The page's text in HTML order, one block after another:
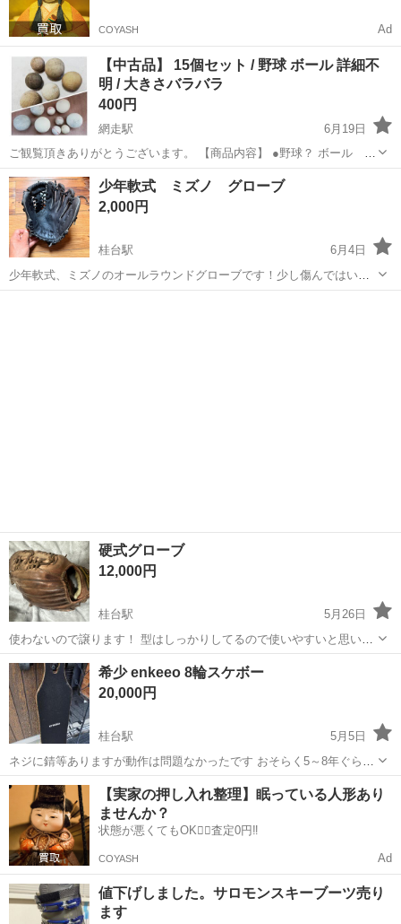
COYASH Ad
【中古品】 15個セット / 野球 ボール 詳細不
明 / 大きさバラバラ
400円
網走駅
6月19日
ご観覧頂きありがとうございます。 【商品内容】 ●野球？ ボール
5個 ●小さい ボール 4個 ●汚れありボール 6個 ※中古品をご理解
お願い致します。 【状態】中古 / 現状品 使用に伴うキズやかなり汚れ
ござい...
北海道 網走市 網走駅 野球 ボール
少年軟式 ミズノ グローブ
2,000円
桂台駅
6月4日
少年軟式、ミズノのオールラウンドグローブです！少し傷んではいま
すがまだまだ使って頂けると思います！
硬式グローブ
12,000円
桂台駅
5月26日
使わないので譲ります！ 型はしっかりしてるので使いやすいと思いま
す。、
北海道 網走市 桂台駅 野球 グローブ
希少 enkeeo 8輪スケボー
20,000円
桂台駅
5月5日
ネジに錆等ありますが動作は問題なかったです おそらく5～8年ぐらい
前に購入したものです 子ども達が雨の日も結構遊んでて錆びました
(笑) ベアリングには油さして埃が結構ついてます LEDはRGBのテープ
ですが手持ちのダイソーの...
北海道 網走市 桂台駅 ストリートスポーツ enkeeo
【実家の押し入れ整理】眠っている人形あり
ませんか？
状態が悪くてもOK🙆‍♀️査定0円‼️
COYASH Ad
値下げしました。サロモンスキーブーツ売り
ます